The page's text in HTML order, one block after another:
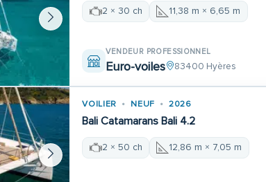
2 × 30 ch 11,38 m × 6,65 m
VENDEUR PROFESSIONNEL
Euro-voiles 83400 Hyères
VOILIER NEUF 2026
Bali Catamarans Bali 4.2
2 × 50 ch 12,86 m × 7,05 m